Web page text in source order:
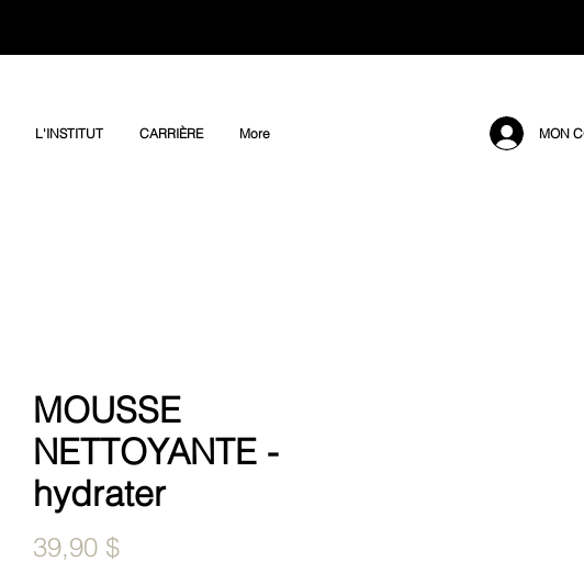
L'INSTITUT CARRIÈRE More MON
MOUSSE
NETTOYANTE -
hydrater
39,90 $Prix